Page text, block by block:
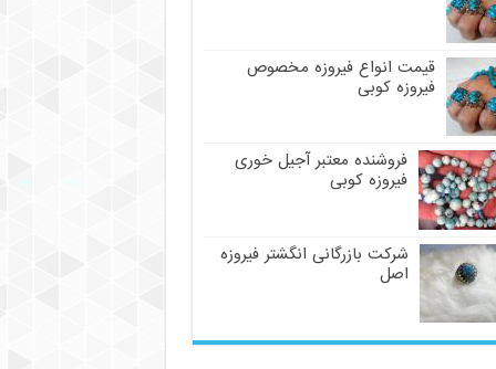
قیمت انواع فیروزه مخصوص
فیروزه کوبی
فروشنده معتبر آجیل خوری
فیروزه کوبی
شرکت بازرگانی انگشتر فیروزه
اصل